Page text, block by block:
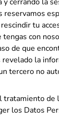
reservamos
tu
con
de que
revelado la
tercero no
tratamiento de
los Datos